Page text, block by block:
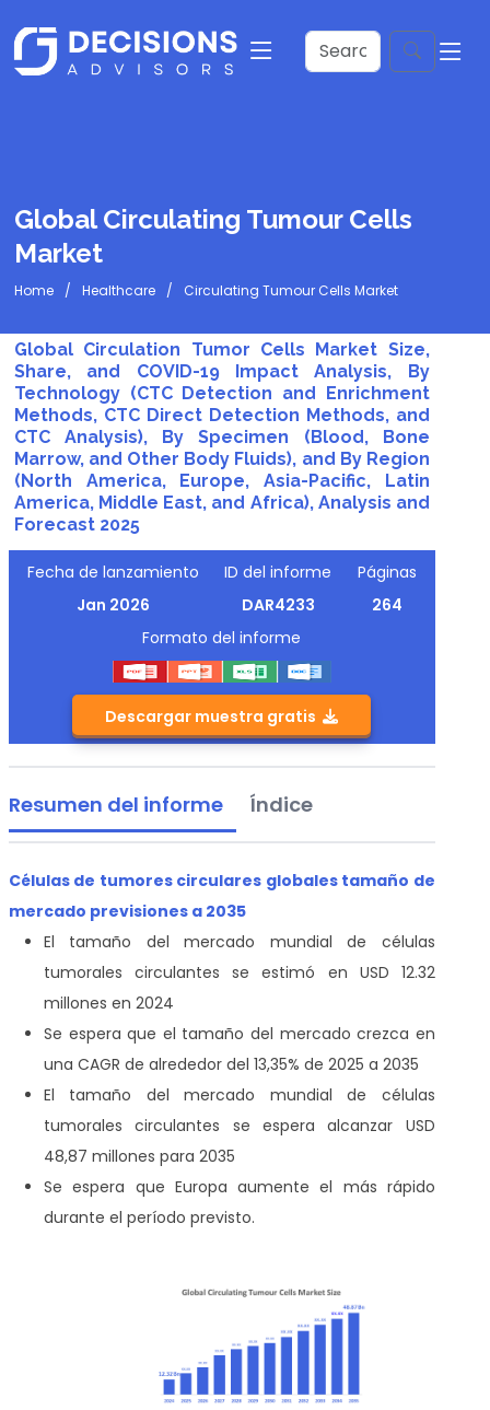
Global Circulating Tumour Cells
Market
Home Healthcare Circulating Tumour Cells Market
Global Circulation Tumor Cells Market Size,
Share, and COVID-19 Impact Analysis, By
Technology (CTC Detection and Enrichment
Methods, CTC Direct Detection Methods, and
CTC Analysis), By Specimen (Blood, Bone
Marrow, and Other Body Fluids), and By Region
(North America, Europe, Asia-Pacific, Latin
America, Middle East, and Africa), Analysis and
Forecast 2025
Fecha de lanzamiento
Jan 2026
ID del informe
DAR4233
Páginas
264
Formato del informe
Descargar muestra gratis
Resumen del informe Índice
Células de tumores circulares globales tamaño de
mercado previsiones a 2035
El tamaño del mercado mundial de células
tumorales circulantes se estimó en USD 12.32
millones en 2024
Se espera que el tamaño del mercado crezca en
una CAGR de alrededor del 13,35% de 2025 a 2035
El tamaño del mercado mundial de células
tumorales circulantes se espera alcanzar USD
48,87 millones para 2035
Se espera que Europa aumente el más rápido
durante el período previsto.